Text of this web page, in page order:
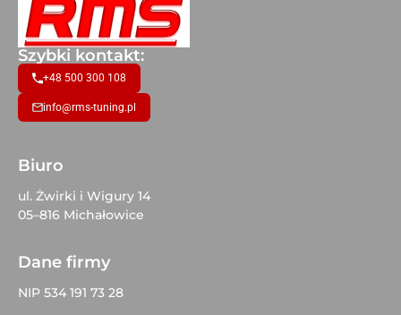
Szybki kontakt:
+48 500 300 108
info@rms-tuning.pl
Biuro
ul. Żwirki i Wigury 14
05–816 Michałowice
Dane firmy
NIP 534 191 73 28